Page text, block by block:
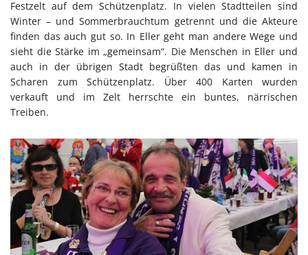
Festzelt auf dem Schützenplatz. In vielen Stadtteilen sind
Winter – und Sommerbrauchtum getrennt und die Akteure
finden das auch gut so. In Eller geht man andere Wege und
sieht die Stärke im „gemeinsam“. Die Menschen in Eller und
auch in der übrigen Stadt begrüßten das und kamen in
Scharen zum Schützenplatz. Über 400 Karten wurden
verkauft und im Zelt herrschte ein buntes, närrischen
Treiben.